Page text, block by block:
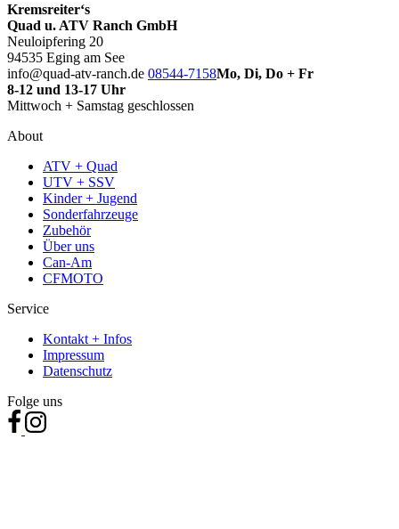
Kremsreiter‘s
Quad u. ATV Ranch GmbH
Neuloipfering 20
94535 Eging am See
info@quad-atv-ranch.de 08544-7158Mo, Di, Do + Fr
8-12 und 13-17 Uhr
Mittwoch + Samstag geschlossen
About
ATV + Quad
UTV + SSV
Kinder + Jugend
Sonderfahrzeuge
Zubehör
Über uns
Can-Am
CFMOTO
Service
Kontakt + Infos
Impressum
Datenschutz
Folge uns